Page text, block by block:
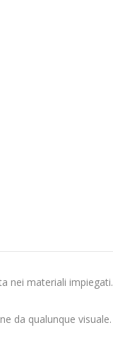
nei materiali impiegati.
da qualunque visuale.